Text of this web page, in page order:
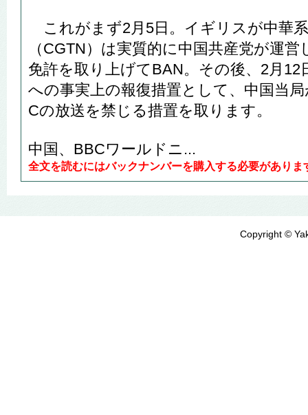
これがまず2月5日。イギリスが中華
（CGTN）は実質的に中国共産党が運
免許を取り上げてBAN。その後、2月
への事実上の報復措置として、中国当
Cの放送を禁じる措置を取ります。
中国、BBCワールドニ...
全文を読むにはバックナンバーを購入する必要がありま
Copyright ©